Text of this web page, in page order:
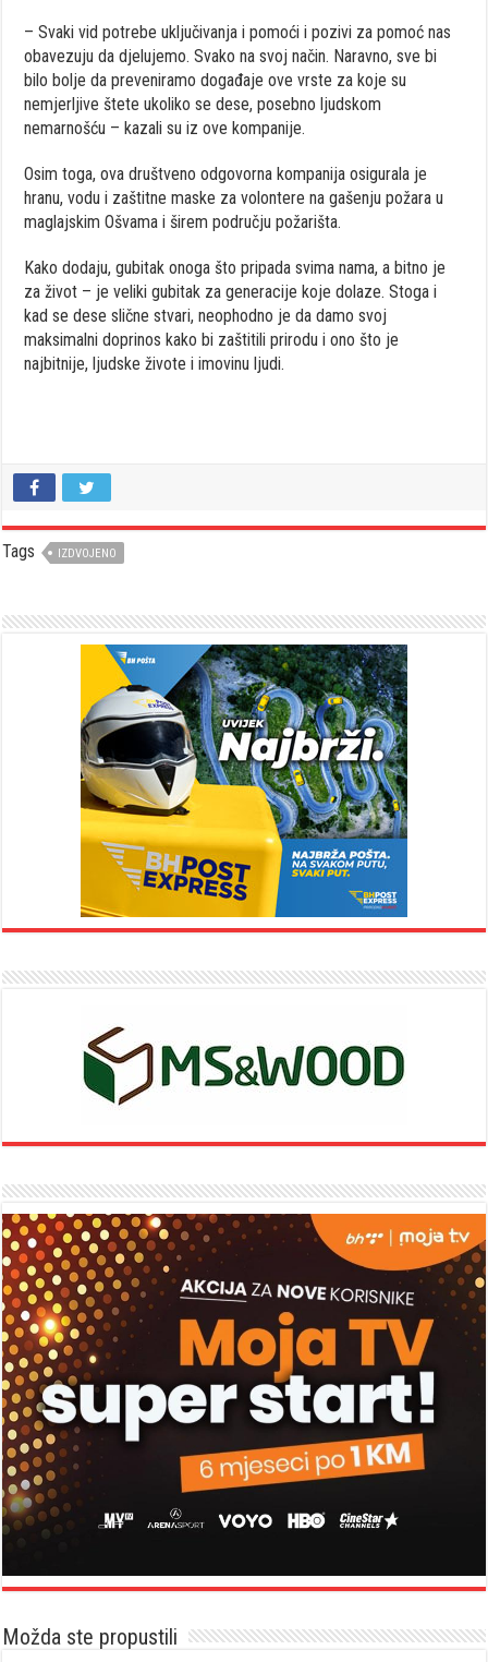
– Svaki vid potrebe uključivanja i pomoći i pozivi za pomoć nas
obavezuju da djelujemo. Svako na svoj način. Naravno, sve bi
bilo bolje da preveniramo događaje ove vrste za koje su
nemjerljive štete ukoliko se dese, posebno ljudskom
nemarnošću – kazali su iz ove kompanije.
Osim toga, ova društveno odgovorna kompanija osigurala je
hranu, vodu i zaštitne maske za volontere na gašenju požara u
maglajskim Ošvama i širem području požarišta.
Kako dodaju, gubitak onoga što pripada svima nama, a bitno je
za život – je veliki gubitak za generacije koje dolaze. Stoga i
kad se dese slične stvari, neophodno je da damo svoj
maksimalni doprinos kako bi zaštitili prirodu i ono što je
najbitnije, ljudske živote i imovinu ljudi.
Tags IZDVOJENO
Možda ste propustili